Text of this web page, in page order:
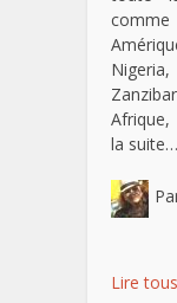
Afrique,
la suite…
Lire